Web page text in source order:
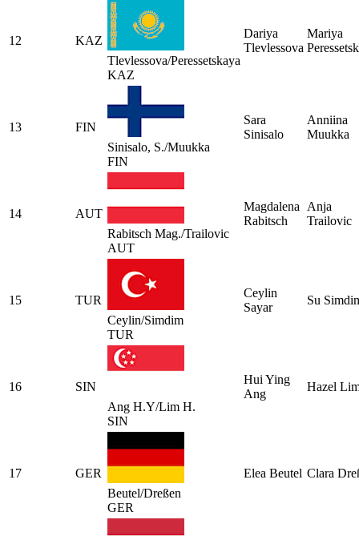
12
KAZ
Tlevlessova/Peressetskaya
KAZ
Dariya
Tlevlessova
Mariya
13
FIN
Sinisalo, S./Muukka
FIN
Sara
Sinisalo
Anniina
Muukka
14
AUT
Rabitsch Mag./Trailovic
AUT
Magdalena
Rabitsch
Anja
Trailovic
15
TUR
Ceylin/Simdim
TUR
Ceylin
Sayar
Su
16
SIN
Ang H.Y/Lim H.
SIN
Hui Ying
Ang
Hazel
17
GER
Beutel/Dreßen
GER
Elea Beutel Clara